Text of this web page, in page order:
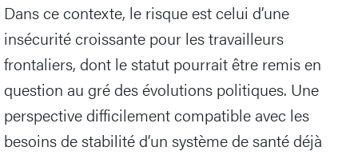
Dans ce contexte, le risque est celui d’une
insécurité croissante pour les travailleurs
frontaliers, dont le statut pourrait être remis en
question au gré des évolutions politiques. Une
perspective difficilement compatible avec les
besoins de stabilité d’un système de santé déjà